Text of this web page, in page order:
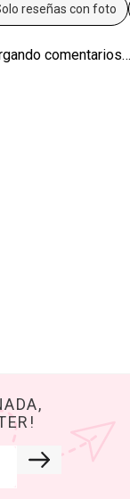
reseñas con foto